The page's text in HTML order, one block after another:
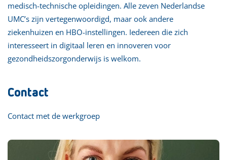
medisch-technische opleidingen. Alle zeven Nederlandse
UMC’s zijn vertegenwoordigd, maar ook andere
ziekenhuizen en HBO-instellingen. Iedereen die zich
interesseert in digitaal leren en innoveren voor
gezondheidszorgonderwijs is welkom.
Contact
Contact met de werkgroep